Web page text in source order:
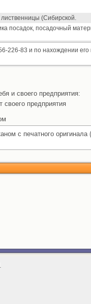
(Сибирской.
посадок, посадочный
226-83 и по нахождении
и своего предприятия:
своего предприятия
с печатного оригинала